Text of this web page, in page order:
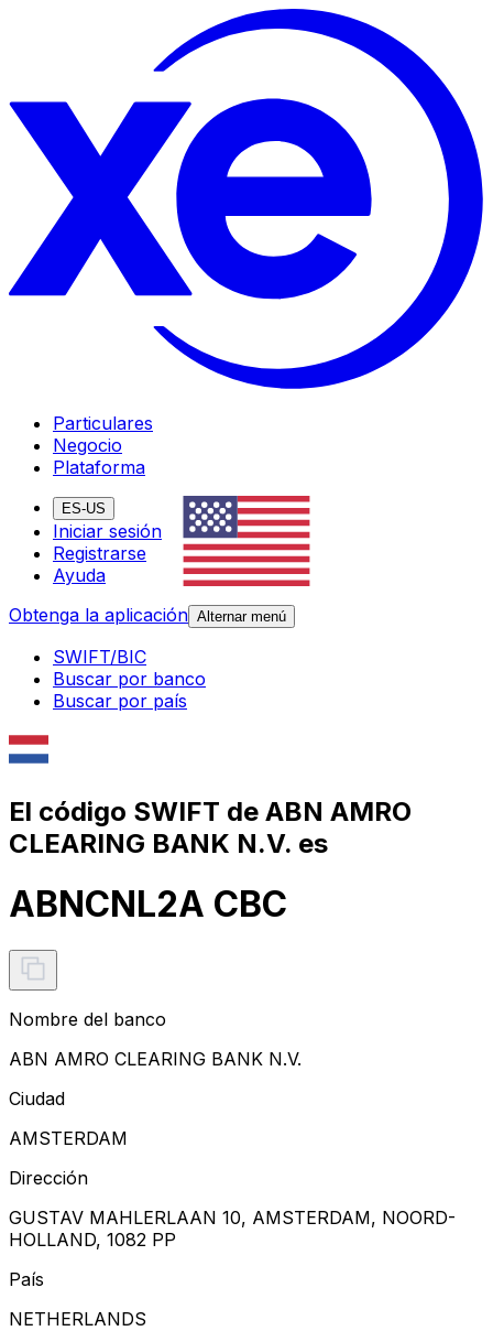
Particulares
Negocio
Plataforma
ES-US
Iniciar sesión
Registrarse
Ayuda
Obtenga la aplicación Alternar menú
SWIFT/BIC
Buscar por banco
Buscar por país
El código SWIFT de ABN AMRO
CLEARING BANK N.V. es
ABNCNL2A CBC
Nombre del banco
ABN AMRO CLEARING BANK N.V.
Ciudad
AMSTERDAM
Dirección
GUSTAV MAHLERLAAN 10, AMSTERDAM, NOORD-
HOLLAND, 1082 PP
País
NETHERLANDS